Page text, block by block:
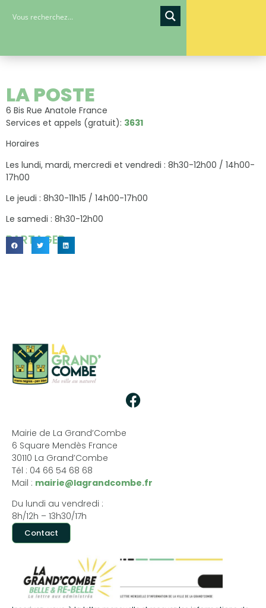
LA POSTE
6 Bis Rue Anatole France
Services et appels (gratuit): 3631
Horaires
Les lundi, mardi, mercredi et vendredi : 8h30-12h00 / 14h00-
17h00
Le jeudi : 8h30-11h15 / 14h00-17h00
Le samedi : 8h30-12h00
PARTAGER...
Mairie de La Grand’Combe
6 Square Mendès France
30110 La Grand’Combe
Tél : 04 66 54 68 68
Mail : mairie@lagrandcombe.fr
Du lundi au vendredi :
8h/12h – 13h30/17h
Contact